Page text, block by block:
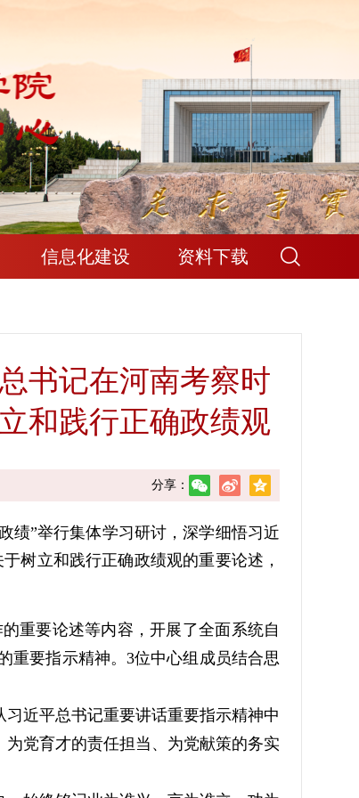
信息化建设 资料下载
书记在河南考察时
和践行正确政绩观
分享：
”举行集体学习研讨，深学细悟习近
树立和践行正确政绩观的重要论述，
重要论述等内容，开展了全面系统自
重要指示精神。3位中心组成员结合思
近平总书记重要讲话重要指示精神中
党育才的责任担当、为党献策的务实